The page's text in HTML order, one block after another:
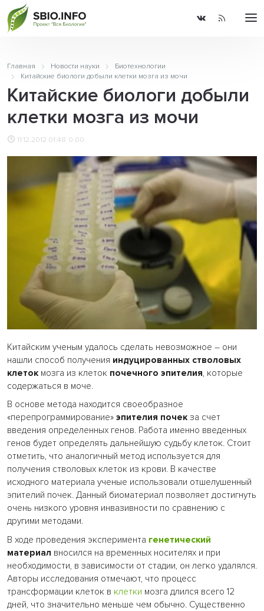
Главная Новости науки
Биотехнологии
Китайские биологи добыли клетки мозга из мочи
Китайские биологи добыли
клетки мозга из мочи
11.12.2012 01:48 0.00
Китайским ученым удалось сделать невозможное – они
нашли способ получения индуцированных стволовых
клеток мозга из клеток почечного эпителия, которые
содержаться в моче.
В основе метода находится своеобразное
«перепрограммирование» эпителия почек за счет
введения определенных генов. Работа именно введенных
генов будет определять дальнейшую судьбу клеток. Стоит
отметить, что аналогичный метод используется для
получения стволовых клеток из крови. В качестве
исходного материала ученые использовали отшелушенный
эпителий почек. Данный биоматериал позволяет достигнуть
очень низкого уровня инвазивности по сравнению с
другими методами.
В ходе проведения эксперимента генетический
материал вносился на временных носителях и при
необходимости, в зависимости от стадии, он легко удалялся.
Авторы исследования отмечают, что процесс
трансформации клеток в клетки мозга длился всего 12
дней, что значительно меньше чем обычно. Существенно